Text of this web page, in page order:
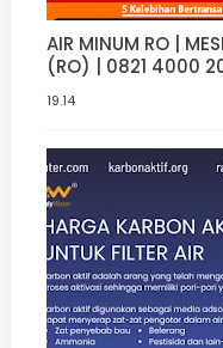
AIR MINUM RO |
(RO) | 0821 4000
19.14